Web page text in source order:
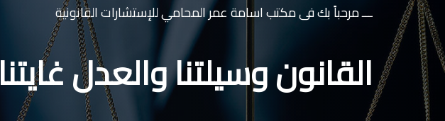
ـــ مرحباً بك فى مكتب اسامة عمر المحامي للإستشارات القانونية
القانون وسيلتنا والعدل غايتنا